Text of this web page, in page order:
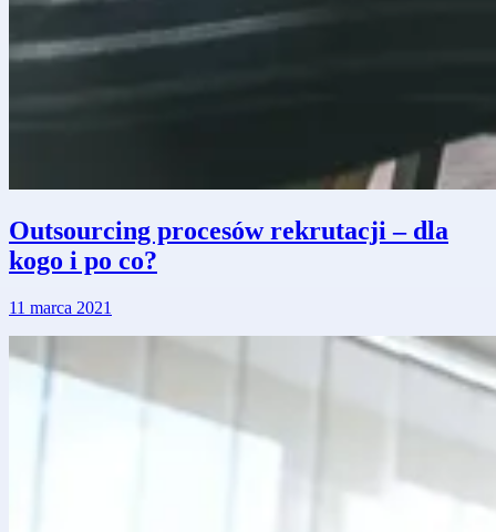
Outsourcing procesów rekrutacji – dla
kogo i po co?
11 marca 2021